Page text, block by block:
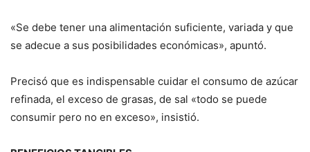
«Se debe tener una alimentación suficiente, variada y que
se adecue a sus posibilidades económicas», apuntó.
Precisó que es indispensable cuidar el consumo de azúcar
refinada, el exceso de grasas, de sal «todo se puede
consumir pero no en exceso», insistió.